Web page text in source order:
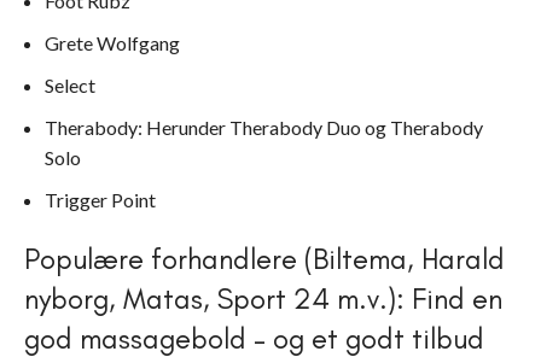
Grete Wolfgang
Select
Therabody: Herunder Therabody Duo og Therabody
Solo
Trigger Point
Populære forhandlere (Biltema, Harald
nyborg, Matas, Sport 24 m.v.): Find en
god massagebold – og et godt tilbud